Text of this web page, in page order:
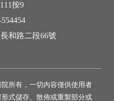
按9
和路二段66號
所有，一切內容僅供使用者
式儲存、散佈或重製部分或